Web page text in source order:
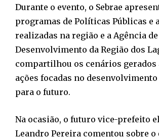
Durante o evento, o Sebrae
programas de Políticas Públicas e
realizadas na região e a Agência de
Desenvolvimento da Região dos
compartilhou os cenários gerados
ações focadas no
para o futuro.
Na ocasião, o futuro vice-prefeito
Leandro Pereira comentou sobre o